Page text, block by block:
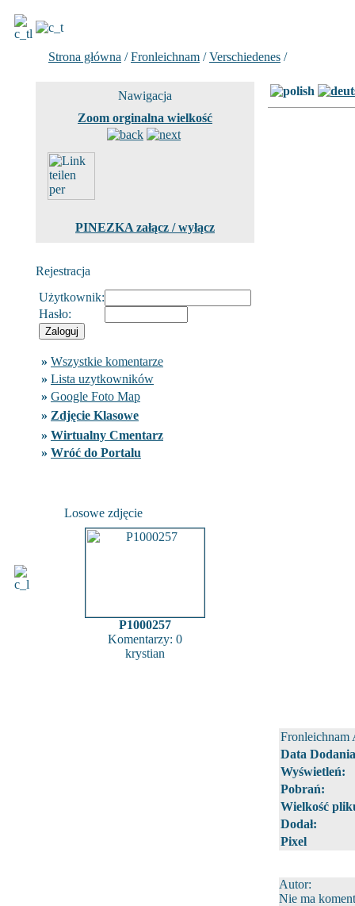
Strona główna /Fronleichnam /Verschiedenes /
Nawigacja
Zoom orginalna wielkość
PINEZKA załącz / wyłącz
Rejestracja
Użytkownik:
Hasło:
» Wszystkie komentarze
» Lista uzytkowników
» Google Foto Map
» Zdjęcie Klasowe
» Wirtualny Cmentarz
» Wróć do Portalu
Losowe zdjęcie
P1000257
Komentarzy: 0
krystian
Fronleichnam
Data
Wyświetleń:
Pobrań:
Wielkość
Dodał:
Pixel
Autor:
Nie ma